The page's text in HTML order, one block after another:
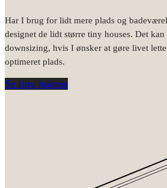
Har I brug for lidt mere plads og
designet de lidt større tiny houses. Det
downsizing, hvis I ønsker at gøre livet
optimeret plads.
Se tiny houses